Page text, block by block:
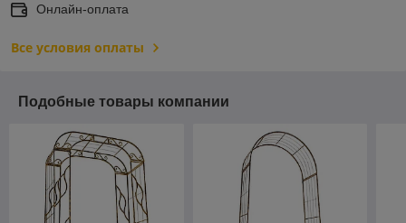
Онлайн-оплата
Все условия оплаты
Подобные товары компании